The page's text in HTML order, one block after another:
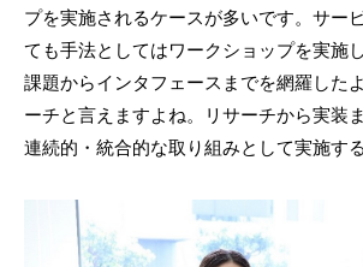
プを実施されるケースが多いです。サー
ても手法としてはワークショップを実施
課題からインタフェースまでを網羅した
ーチと言えますよね。リサーチから実装
連続的・統合的な取り組みとして実施す